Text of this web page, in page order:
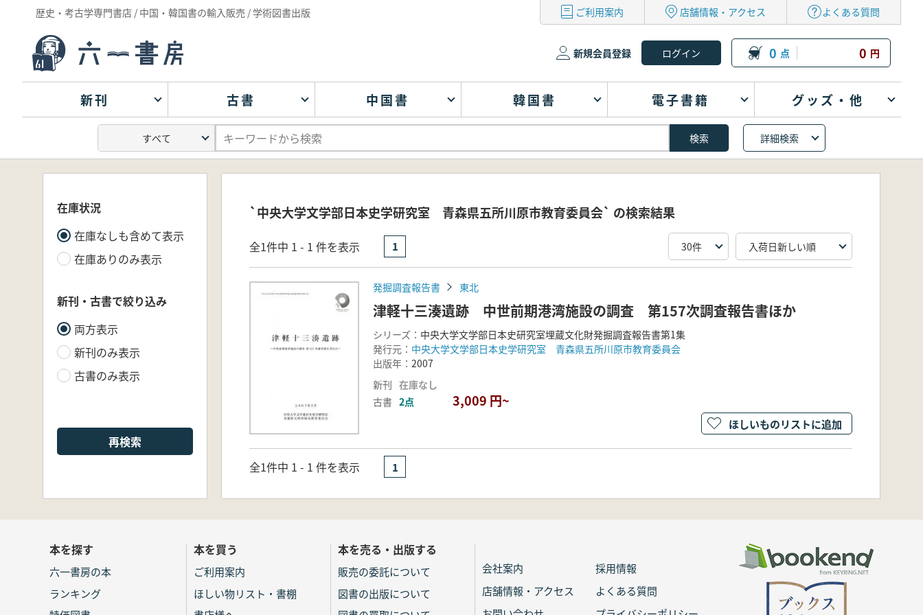
歴史・考古学専門書店 / 中国・韓国書の輸入販売 / 学術図書出版 ご利用案内 店舗情報・アクセス よくある質問
新規会員登録 0 点 0 円
新刊 古書 中国書 韓国書 電子書籍 グッズ・他
詳細検索
在庫状況
在庫なしも含めて表示
在庫ありのみ表示
新刊・古書で絞り込み
両方表示
新刊のみ表示
古書のみ表示
再検索
`中央大学文学部日本史学研究室 青森県五所川原市教育委員会` の検索結果
全1件中 1 - 1 件を表示 1
発掘調査報告書 東北
津軽十三湊遺跡 中世前期港湾施設の調査 第157次調査報告書ほか
シリーズ： 中央大学文学部日本史研究室埋蔵文化財発掘調査報告書第1集
発行元： 中央大学文学部日本史学研究室 青森県五所川原市教育委員会
出版年： 2007
新刊 在庫なし
古書 2点 3,009 円~
ほしいものリストに追加
全1件中 1 - 1 件を表示 1
本を探す
六一書房の本
ランキング
本を買う
ご利用案内
ほしい物リスト・書棚
本を売る・出版する
販売の委託について
図書の出版について
会社案内
採用情報
店舗情報・アクセス
よくある質問